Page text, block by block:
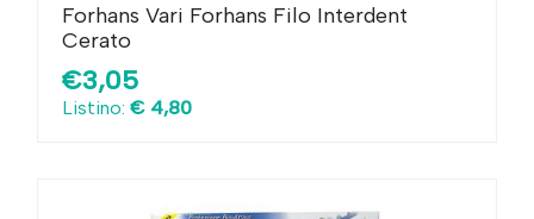
Forhans Vari Forhans Filo Interdent
Cerato
€3,05
Listino: € 4,80